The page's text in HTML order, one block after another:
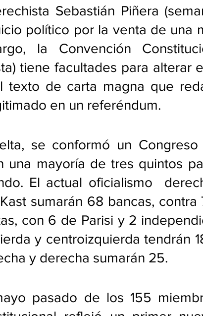
Sebastián Piñera
político por la venta de una
la Convención
tiene facultades para alterar
texto de carta magna que
en un referéndum.
se conformó un Congreso
una mayoría de tres quintos
El actual oficialismo
sumarán 68 bancas, contra
con 6 de Parisi y 2
y centroizquierda tendrán
y derecha sumarán 25.
pasado de los 155